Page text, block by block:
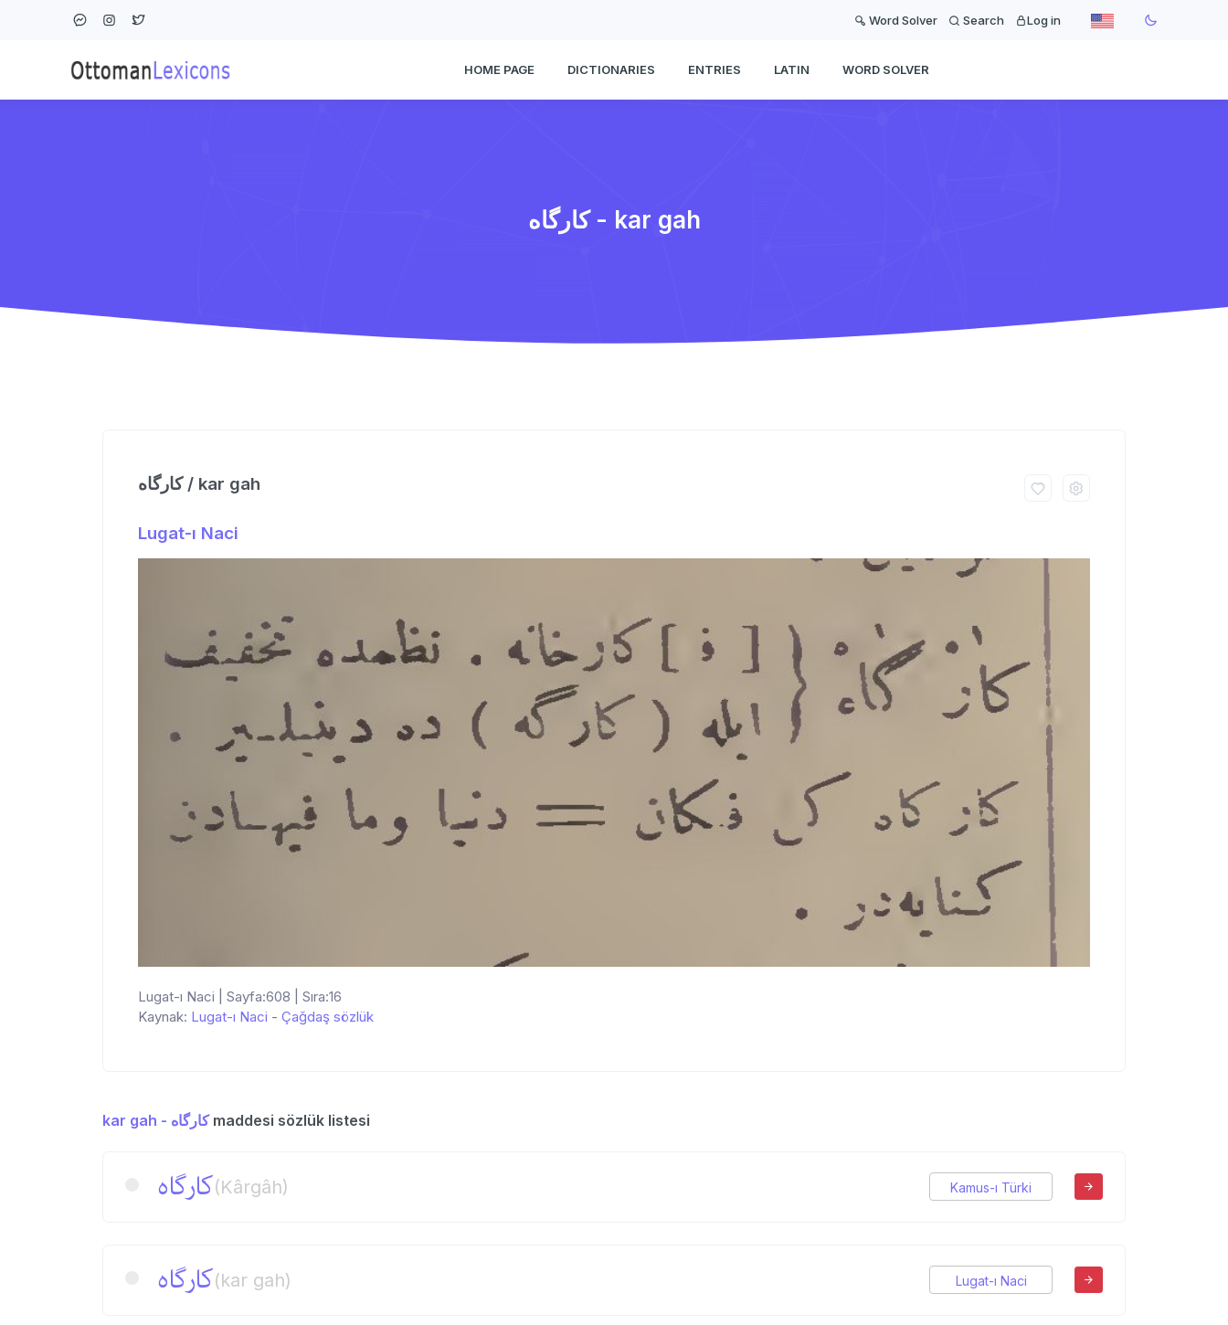
Word Solver Search Log in
HOME PAGE DICTIONARIES ENTRIES LATIN WORD SOLVER
كارگاه - kar gah
كارگاه / kar gah
Lugat-ı Naci
Lugat-ı Naci | Sayfa:608 | Sıra:16
Kaynak: Lugat-ı Naci - Çağdaş sözlük
kar gah - كارگاهmaddesi sözlük listesi
كارگاه(Kârgâh) Kamus-ı Türki
كارگاه(kar gah) Lugat-ı Naci